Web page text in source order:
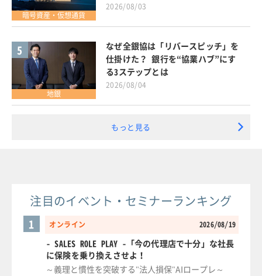
暗号資産・仮想通貨
2026/08/03
5
地銀
なぜ全銀協は「リバースピッチ」を
仕掛けた？ 銀行を“協業ハブ”にす
る3ステップとは
2026/08/04
もっと見る
注目のイベント・セミナーランキング
オンライン 2026/08/19
1
- SALES ROLE PLAY -「今の代理店で十分」な社長
に保険を乗り換えさせよ！
～義理と慣性を突破する"法人損保"AIロープレ～